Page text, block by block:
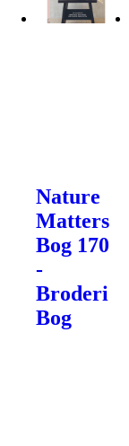
Nature
Matters
Bog 170
-
Broderi
Bog